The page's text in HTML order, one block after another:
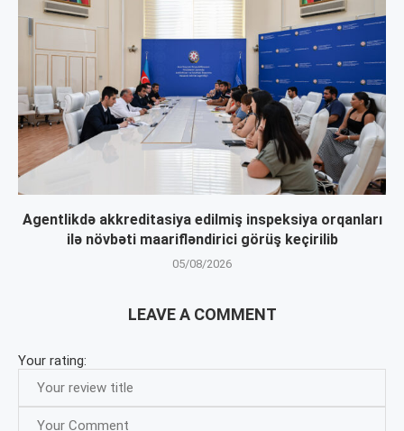
Agentlikdə akkreditasiya edilmiş inspeksiya orqanları
ilə növbəti maarifləndirici görüş keçirilib
05/08/2026
LEAVE A COMMENT
Your rating: